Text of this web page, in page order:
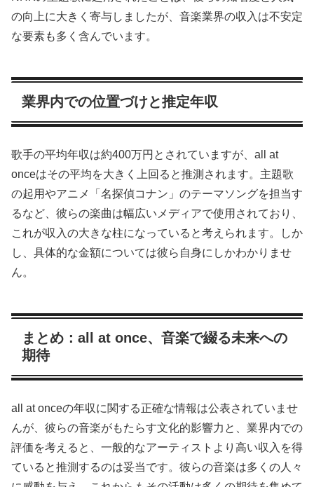
の向上に大きく寄与しましたが、音楽業界の収入は不安定
な要素も多く含んでいます。
業界内での位置づけと推定年収
歌手の平均年収は約400万円とされていますが、all at
onceはその平均を大きく上回ると推測されます。主題歌
の起用やアニメ「名探偵コナン」のテーマソングを担当す
るなど、彼らの楽曲は幅広いメディアで使用されており、
これが収入の大きな柱になっていると考えられます。しか
し、具体的な金額については彼ら自身にしかわかりませ
ん。
まとめ：all at once、音楽で綴る未来への
期待
all at onceの年収に関する正確な情報は公表されていませ
んが、彼らの音楽がもたらす文化的影響力と、業界内での
評価を考えると、一般的なアーティストより高い収入を得
ていると推測するのは妥当です。彼らの音楽は多くの人々